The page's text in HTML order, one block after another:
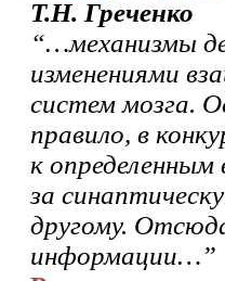
Т.Н. Греченко
“…механизмы
изменениями
систем мозга.
правило, в
к
за
другому.
информации…”